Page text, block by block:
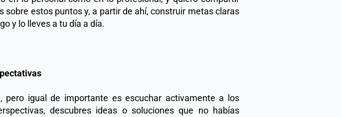
estos puntos y, a partir de ahí, construir metas claras
y lo lleves a tu día a día.
igual de importante es escuchar activamente a los
descubres ideas o soluciones que no habías